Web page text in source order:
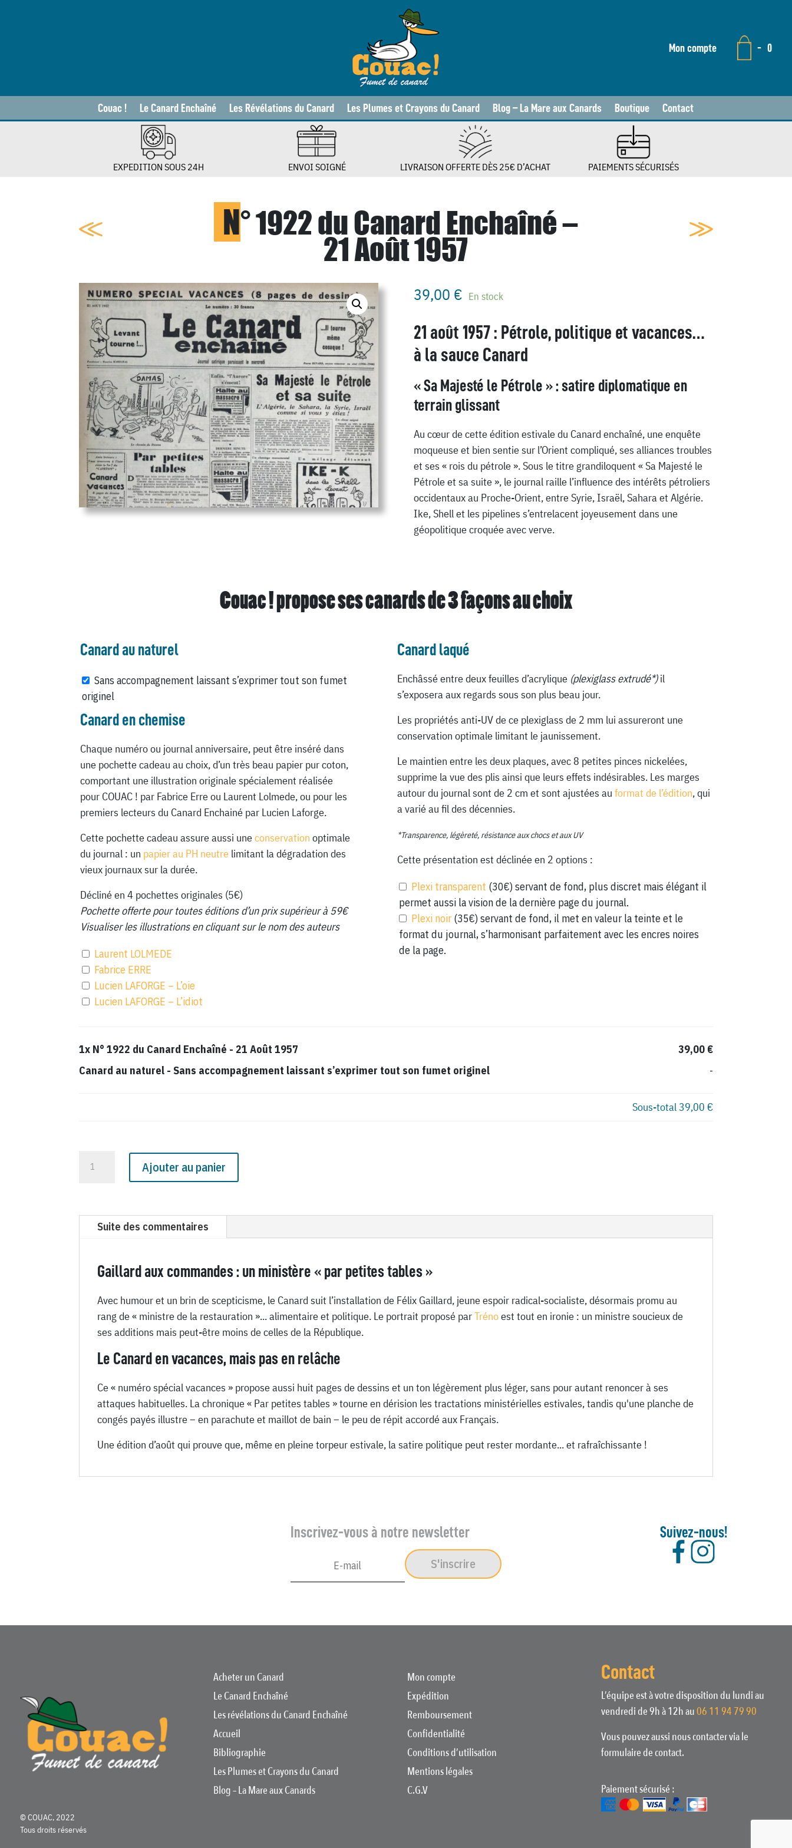
Mon compte - 0
Couac ! Le Canard Enchaîné Les Révélations du Canard Les Plumes et Crayons du Canard Blog – La Mare aux Canards Boutique Contact
EXPEDITION SOUS 24H ENVOI SOIGNÉ LIVRAISON OFFERTE DÈS 25€ D’ACHAT PAIEMENTS SÉCURISÉS
N° 1922 du Canard Enchaîné –
21 Août 1957
39,00 € En stock
21 août 1957 : Pétrole, politique et vacances…
à la sauce Canard
« Sa Majesté le Pétrole » : satire diplomatique en
terrain glissant
Au cœur de cette édition estivale du Canard enchaîné, une enquête
moqueuse et bien sentie sur l’Orient compliqué, ses alliances troubles
et ses « rois du pétrole ». Sous le titre grandiloquent « Sa Majesté le
Pétrole et sa suite », le journal raille l’influence des intérêts pétroliers
occidentaux au Proche-Orient, entre Syrie, Israël, Sahara et Algérie.
Ike, Shell et les pipelines s’entrelacent joyeusement dans une
géopolitique croquée avec verve.
Couac ! propose ses canards de3 façons au choix
Canard au naturel
Sans accompagnement laissant s’exprimer tout son fumet
originel
Canard en chemise
Chaque numéro ou journal anniversaire, peut être inséré dans
une pochette cadeau au choix, d’un très beau papier pur coton,
comportant une illustration originale spécialement réalisée
pour COUAC ! par Fabrice Erre ou Laurent Lolmede, ou pour les
premiers lecteurs du Canard Enchainé par Lucien Laforge.
Cette pochette cadeau assure aussi uneconservation optimale
du journal : un papier au PH neutre limitant la dégradation des
vieux journaux sur la durée.
Décliné en 4 pochettes originales (5€)
Pochette offerte pour toutes éditions d’un prix supérieur à 59€
Visualiser les illustrations en cliquant sur le nom des auteurs
Laurent LOLMEDE
Fabrice ERRE
Lucien LAFORGE – L’oie
Lucien LAFORGE – L’idiot
Canard laqué
Enchâssé entre deux feuilles d’acrylique (plexiglass extrudé*)il
s’exposera aux regards sous son plus beau jour.
Les propriétés anti-UV de ce plexiglass de 2 mm lui assureront une
conservation optimale limitant le jaunissement.
Le maintien entre les deux plaques, avec 8 petites pinces nickelées,
supprime la vue des plis ainsi que leurs effets indésirables. Les marges
autour du journal sont de 2 cm et sont ajustées au format de l’édition, qui
a varié au fil des décennies.
*Transparence, légèreté, résistance aux chocs et aux UV
Cette présentation est déclinée en 2 options :
Plexi transparent (30€) servant de fond, plus discret mais élégant il
permet aussi la vision de la dernière page du journal.
Plexi noir (35€) servant de fond, il met en valeur la teinte et le
format du journal, s’harmonisant parfaitement avec les encres noires
de la page.
1x N° 1922 du Canard Enchaîné - 21 Août 1957
39,00 €
Canard au naturel -Sans accompagnement laissant s’exprimer tout son fumet originel -
Sous-total39,00 €
Août
1957
Ajouter au panier
Suite des commentaires
Gaillard aux commandes : un ministère « par petites tables »
Avec humour et un brin de scepticisme, le Canard suit l’installation de Félix Gaillard, jeune espoir radical-socialiste, désormais promu au
rang de « ministre de la restauration »... alimentaire et politique. Le portrait proposé parTrénoest tout en ironie : un ministre soucieux de
ses additions mais peut-être moins de celles de la République.
Le Canard en vacances, mais pas en relâche
Ce « numéro spécial vacances » propose aussi huit pages de dessins et un ton légèrement plus léger, sans pour autant renoncer à ses
attaques habituelles. La chronique « Par petites tables » tourne en dérision les tractations ministérielles estivales, tandis qu'une planche de
congés payés illustre – en parachute et maillot de bain – le peu de répit accordé aux Français.
Une édition d’août qui prouve que, même en pleine torpeur estivale, la satire politique peut rester mordante... et rafraîchissante !
Inscrivez-vous à notre newsletter
S'inscrire
Suivez-nous!
Acheter un Canard
Le Canard Enchaîné
Les révélations du Canard Enchaîné
Accueil
Bibliographie
Les Plumes et Crayons du Canard
Blog – La Mare aux Canards
Mon compte
Expédition
Remboursement
Confidentialité
Conditions d’utilisation
Mentions légales
C.G.V
Contact
L’équipe est à votre disposition du lundi au
vendredi de 9h à 12h au06 11 94 79 90
Vous pouvez aussi nous contacter via le
formulaire de contact.
Paiement sécurisé :
© COUAC, 2022
Tous droits réservés